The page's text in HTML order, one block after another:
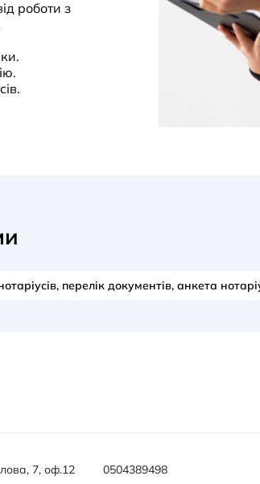
роботи з
перелік документів, анкета
7, оф.12 0504389498